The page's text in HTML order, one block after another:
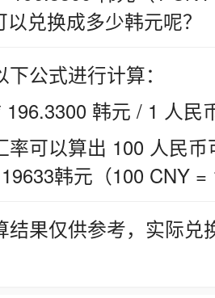
兑换成多少韩元呢？
公式进行计算：
196.3300 韩元 / 1 人民
率可以算出 100 人民
韩元（100 CNY =
结果仅供参考，实际